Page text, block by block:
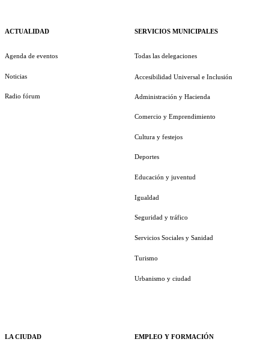
ACTUALIDAD
Agenda de eventos
Noticias
Radio fórum
LA CIUDAD
SERVICIOS MUNICIPALES
Todas las delegaciones
Accesibilidad Universal e Inclusión
Administración y Hacienda
Comercio y Emprendimiento
Cultura y festejos
Deportes
Educación y juventud
Igualdad
Seguridad y tráfico
Servicios Sociales y Sanidad
Turismo
Urbanismo y ciudad
EMPLEO Y FORMACIÓN